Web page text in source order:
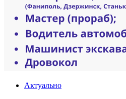
Актуально